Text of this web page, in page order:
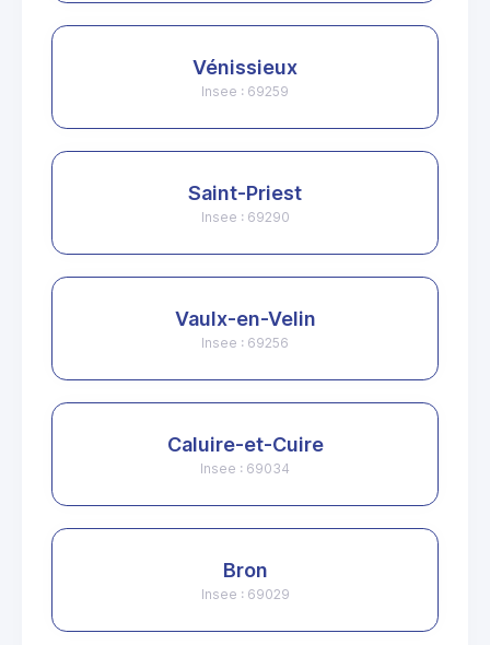
Vénissieux
Insee : 69259
Saint-Priest
Insee : 69290
Vaulx-en-Velin
Insee : 69256
Caluire-et-Cuire
Insee : 69034
Bron
Insee : 69029